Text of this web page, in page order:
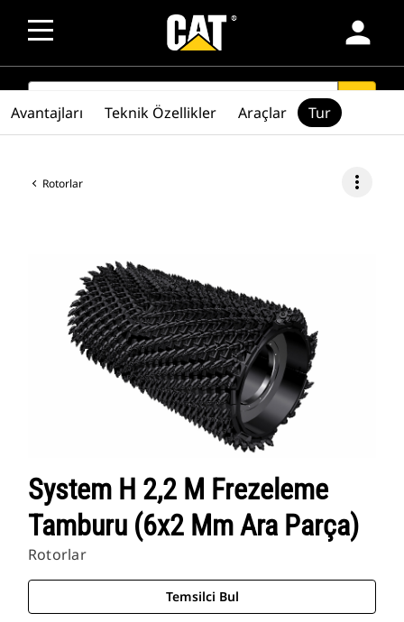
person
SEARCH
Rotorlar more_vert
System H 2,2 M Frezeleme
Tamburu (6x2 Mm Ara Parça)
Rotorlar
Temsilci Bul
Avantajları Teknik Özellikler Araçlar Tur